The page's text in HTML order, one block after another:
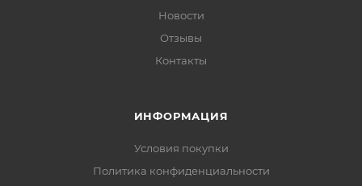
Новости
Отзывы
Контакты
ИНФОРМАЦИЯ
Условия покупки
Политика конфиденциальности